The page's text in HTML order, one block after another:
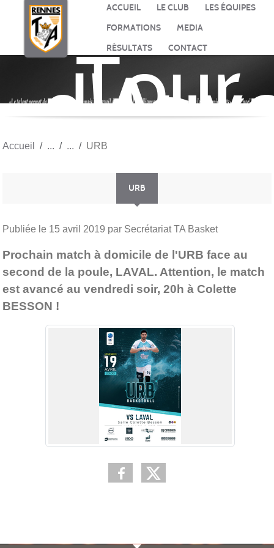
ACCUEIL LE CLUB
LES ÉQUIPES
FORMATIONS
MEDIA
RÉSULTATS
CONTACT
Tour
Accueil URB
URB
Publiée le 15 avril 2019 par Secrétariat TA Basket
Prochain match à domicile de l'URB face au
second de la poule, LAVAL. Attention, le match
est avancé au vendredi soir, 20h à Colette
BESSON !
Panneau de gestion des cookies